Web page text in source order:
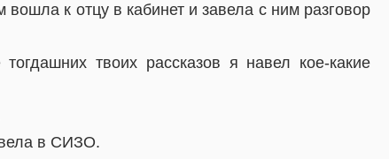
к отцу в кабинет и завела с ним разговор
твоих рассказов я навел кое-какие
в СИЗО.